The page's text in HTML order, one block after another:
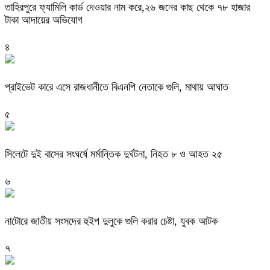
তাহিরপুরে ফ্যামিলি কার্ড দেওয়ার নাম করে,২৬ জনের কাছ থেকে ৭৮ হাজার
টাকা আদায়ের অভিযোগ
৪
প্রাইভেট কারে এসে রাজধানীতে বিএনপি নেতাকে গুলি, মাথায় আঘাত
৫
সিলেটে দুই বাসের সংঘর্ষে মর্মান্তিক দুর্ঘটনা, নিহত ৮ ও আহত ২৫
৬
নাটোরে জাতীয় সংসদের হুইপ দুলুকে গুলি করার চেষ্টা, যুবক আটক
৭